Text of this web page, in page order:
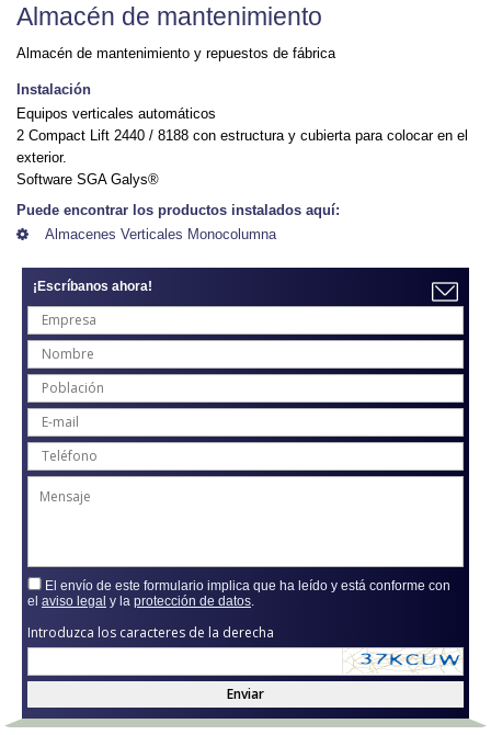
Almacén de mantenimiento
Almacén de mantenimiento y repuestos de fábrica
Instalación
Equipos verticales automáticos
2 Compact Lift 2440 / 8188 con estructura y cubierta para colocar en el
exterior.
Software SGA Galys®
Puede encontrar los productos instalados aquí:
Almacenes Verticales Monocolumna
¡Escríbanos ahora!
El envío de este formulario implica que ha leído y está conforme con
el aviso legal y la protección de datos
Introduzca los caracteres de la derecha
Enviar